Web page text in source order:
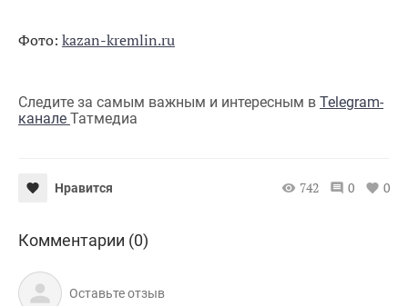
Фото: kazan-kremlin.ru
Следите за самым важным и интересным в Telegram-
канале Татмедиа
Нравится 742 0 0
Комментарии (0)